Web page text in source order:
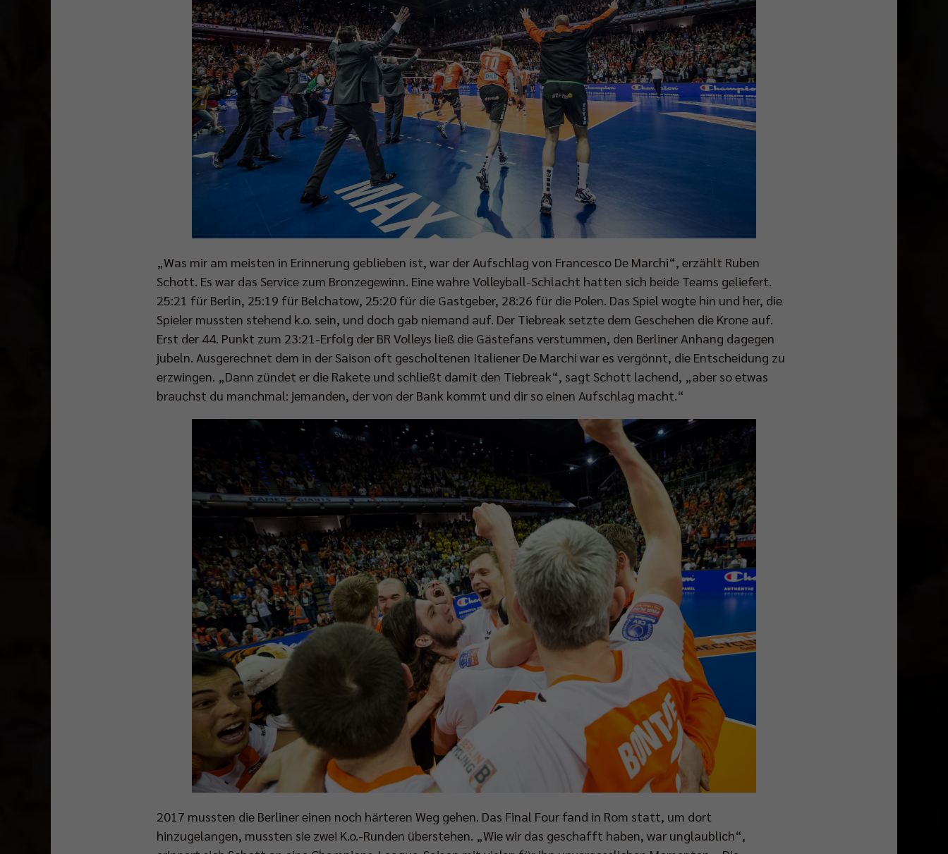
„Was mir am meisten in Erinnerung geblieben ist, war der Aufschlag von Francesco De Marchi“, erzählt Ruben
Schott. Es war das Service zum Bronzegewinn. Eine wahre Volleyball-Schlacht hatten sich beide Teams geliefert.
25:21 für Berlin, 25:19 für Belchatow, 25:20 für die Gastgeber, 28:26 für die Polen. Das Spiel wogte hin und her, die
Spieler mussten stehend k.o. sein, und doch gab niemand auf. Der Tiebreak setzte dem Geschehen die Krone auf.
Erst der 44. Punkt zum 23:21-Erfolg der BR Volleys ließ die Gästefans verstummen, den Berliner Anhang dagegen
jubeln. Ausgerechnet dem in der Saison oft gescholtenen Italiener De Marchi war es vergönnt, die Entscheidung zu
erzwingen. „Dann zündet er die Rakete und schließt damit den Tiebreak“, sagt Schott lachend, „aber so etwas
brauchst du manchmal: jemanden, der von der Bank kommt und dir so einen Aufschlag macht.“
2017 mussten die Berliner einen noch härteren Weg gehen. Das Final Four fand in Rom statt, um dort
hinzugelangen, mussten sie zwei K.o.-Runden überstehen. „Wie wir das geschafft haben, war unglaublich“,